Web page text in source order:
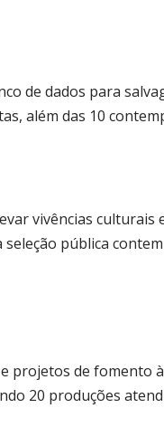
de dados para
além das 10
vivências
seleção pública
projetos de fomento
20 produções